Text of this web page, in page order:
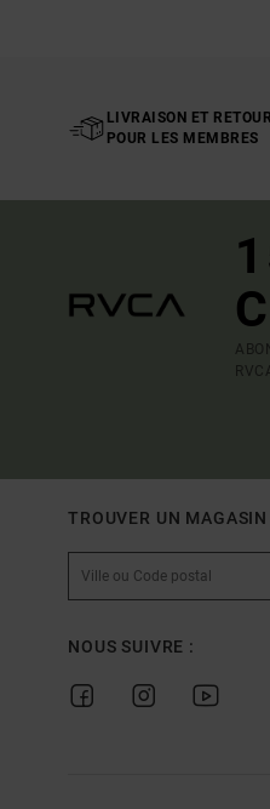
LIVRAISON ET
POUR LES MEMBRES
TROUVER UN MAGASIN
NOUS SUIVRE :